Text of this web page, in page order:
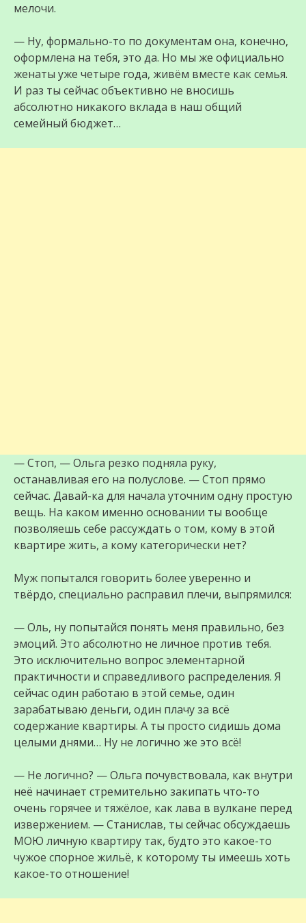
мелочи.
— Ну, формально-то по документам она, конечно,
оформлена на тебя, это да. Но мы же официально
женаты уже четыре года, живём вместе как семья.
И раз ты сейчас объективно не вносишь
абсолютно никакого вклада в наш общий
семейный бюджет…
— Стоп, — Ольга резко подняла руку,
останавливая его на полуслове. — Стоп прямо
сейчас. Давай-ка для начала уточним одну простую
вещь. На каком именно основании ты вообще
позволяешь себе рассуждать о том, кому в этой
квартире жить, а кому категорически нет?
Муж попытался говорить более уверенно и
твёрдо, специально расправил плечи, выпрямился:
— Оль, ну попытайся понять меня правильно, без
эмоций. Это абсолютно не личное против тебя.
Это исключительно вопрос элементарной
практичности и справедливого распределения. Я
сейчас один работаю в этой семье, один
зарабатываю деньги, один плачу за всё
содержание квартиры. А ты просто сидишь дома
целыми днями… Ну не логично же это всё!
— Не логично? — Ольга почувствовала, как внутри
неё начинает стремительно закипать что-то
очень горячее и тяжёлое, как лава в вулкане перед
извержением. — Станислав, ты сейчас обсуждаешь
МОЮ личную квартиру так, будто это какое-то
чужое спорное жильё, к которому ты имеешь хоть
какое-то отношение!